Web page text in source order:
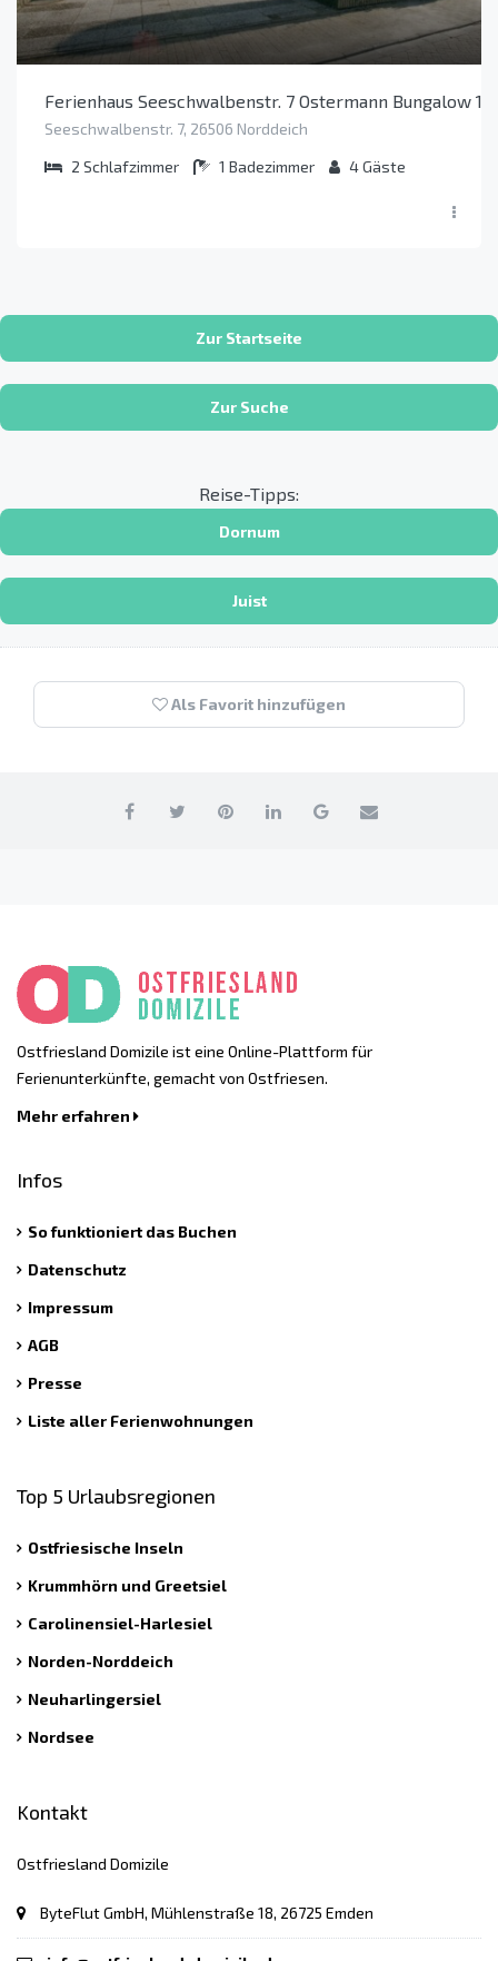
Ferienhaus Seeschwalbenstr. 7 Ostermann Bungalow 1
Seeschwalbenstr. 7, 26506 Norddeich
2 Schlafzimmer 1 Badezimmer 4Gäste
Zur Startseite
Zur Suche
Reise-Tipps:
Dornum
Juist
Als Favorit hinzufügen
Ostfriesland Domizile ist eine Online-Plattform für
Ferienunterkünfte, gemacht von Ostfriesen.
Mehr erfahren
Infos
So funktioniert das Buchen
Datenschutz
Impressum
AGB
Presse
Liste aller Ferienwohnungen
Top 5 Urlaubsregionen
Ostfriesische Inseln
Krummhörn und Greetsiel
Carolinensiel-Harlesiel
Norden-Norddeich
Neuharlingersiel
Nordsee
Kontakt
Ostfriesland Domizile
ByteFlut GmbH, Mühlenstraße 18, 26725 Emden